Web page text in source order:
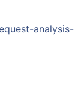
analysis-